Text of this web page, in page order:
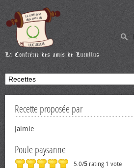
Recette proposée par
Jaimie
Poule paysanne
5.0/5 rating 1 vote